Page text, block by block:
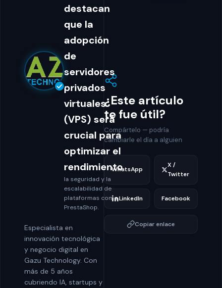
destacan
que la
adopción
de
servidores
privados
virtuales
(VPS) será
crucial para
optimizar el
rendimiento
la seguridad y la
escalabilidad de
plataformas como
PrestaShop.
Especialista en
innovación tecnológica
y negocio digital en
Gazu Technology. Con
más de 5 años
cubriendo IA, startups y
¿Este artículo
te fue útil?
Compártelo — podría
cambiarle el día a alguien
WhatsApp
X /
Twitter
LinkedIn Facebook
Copiar enlace